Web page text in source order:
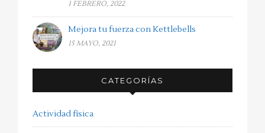
1 FEBRERO, 2022
Mejora tu fuerza con Kettlebells
15 MAYO, 2021
CATEGORÍAS
Actividad física